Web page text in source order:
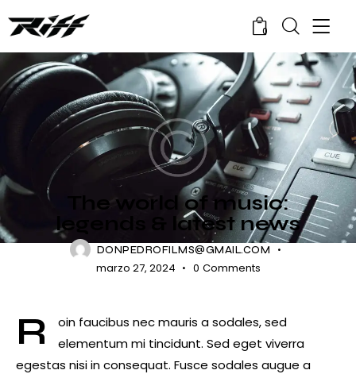
0
SHOWS
The world of music:
legends & latest news
DONPEDROFILMS@GMAIL.COM
marzo 27, 2024 0 Comments
R
oin faucibus nec mauris a sodales, sed
elementum mi tincidunt. Sed eget viverra
egestas nisi in consequat. Fusce sodales augue a